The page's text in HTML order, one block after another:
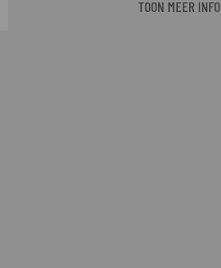
TOON MEER INFO